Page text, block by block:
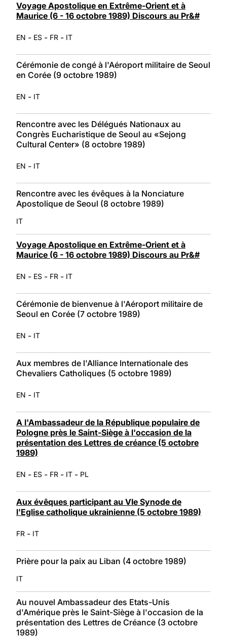
Voyage Apostolique en Extrême-Orient et à
Maurice (6 - 16 octobre 1989) Discours au Pr&#
EN - ES - FR - IT
Cérémonie de congé à l'Aéroport militaire de Seoul
en Corée (9 octobre 1989)
EN - IT
Rencontre avec les Délégués Nationaux au
Congrès Eucharistique de Seoul au «Sejong
Cultural Center» (8 octobre 1989)
EN - IT
Rencontre avec les évêques à la Nonciature
Apostolique de Seoul (8 octobre 1989)
IT
Voyage Apostolique en Extrême-Orient et à
Maurice (6 - 16 octobre 1989) Discours au Pr&#
EN - ES - FR - IT
Cérémonie de bienvenue à l'Aéroport militaire de
Seoul en Corée (7 octobre 1989)
EN - IT
Aux membres de l'Alliance Internationale des
Chevaliers Catholiques (5 octobre 1989)
EN - IT
A l'Ambassadeur de la République populaire de
Pologne près le Saint-Siège à l'occasion de la
présentation des Lettres de créance (5 octobre
1989)
EN - ES - FR - IT - PL
Aux évêques participant au VIe Synode de
l'Eglise catholique ukrainienne (5 octobre 1989)
FR - IT
Prière pour la paix au Liban (4 octobre 1989)
IT
Au nouvel Ambassadeur des Etats-Unis
d'Amérique près le Saint-Siège à l'occasion de la
présentation des Lettres de Créance (3 octobre
1989)